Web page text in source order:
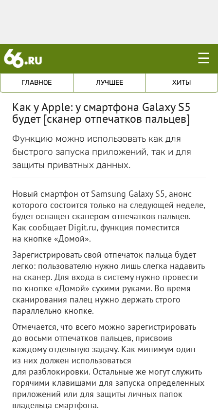
☰
ГЛАВНОЕ ЛУЧШЕЕ ХИТЫ
Как у Apple: у смартфона Galaxy S5
будет [сканер отпечатков пальцев]
Функцию можно использовать как для
быстрого запуска приложений, так и для
защиты приватных данных.
Новый смартфон от Samsung Galaxy S5, анонс
которого состоится только на следующей неделе,
будет оснащен сканером отпечатков пальцев.
Как сообщает Digit.ru, функция поместится
на кнопке «Домой».
Зарегистрировать свой отпечаток пальца будет
легко: пользователю нужно лишь слегка надавить
на сканер. Для входа в систему нужно провести
по кнопке «Домой» сухими руками. Во время
сканирования палец нужно держать строго
параллельно кнопке.
Отмечается, что всего можно зарегистрировать
до восьми отпечатков пальцев, присвоив
каждому отдельную задачу. Как минимум один
из них должен использоваться
для разблокировки. Остальные же могут служить
горячими клавишами для запуска определенных
приложений или для защиты личных папок
владельца смартфона.